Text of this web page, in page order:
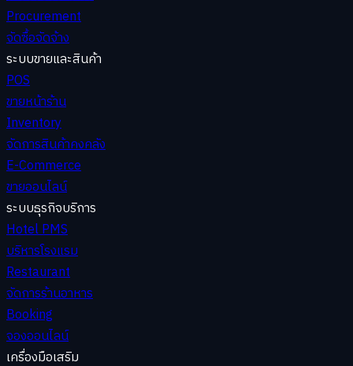
Procurement
จัดซื้อจัดจ้าง
ระบบขายและสินค้า
POS
ขายหน้าร้าน
Inventory
จัดการสินค้าคงคลัง
E-Commerce
ขายออนไลน์
ระบบธุรกิจบริการ
Hotel PMS
บริหารโรงแรม
Restaurant
จัดการร้านอาหาร
Booking
จองออนไลน์
เครื่องมือเสริม